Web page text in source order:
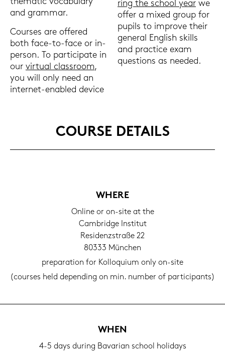
the­ma­tic vo­ca­bu­la­ry
and gram­mar.
Cour­ses are of­fe­red
both face-​to-face or in-​
person. To par­ti­ci­pa­te in
our vir­tu­al class­room,
you will only need an
internet-​enabled de­vice
ring the school year we
offer a mixed group for
pu­pils to im­pro­ve their
ge­ne­ral Eng­lish skills
and prac­tice exam
ques­ti­ons as nee­ded.
COUR­SE DE­TAILS
WHERE
On­line or on-​site at the
Cam­bridge In­sti­tut
Re­si­denz­stra­ße 22
80333 Mün­chen
pre­pa­ra­ti­on for Kol­lo­qui­um only on-​site
(cour­ses held de­pen­ding on min. num­ber of par­ti­ci­pants)
WHEN
4-5 days du­ring Ba­va­ri­an school ho­li­days